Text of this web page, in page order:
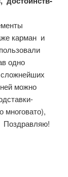
карман и
одно
сложнейших
можно
многовато),
Поздравляю!